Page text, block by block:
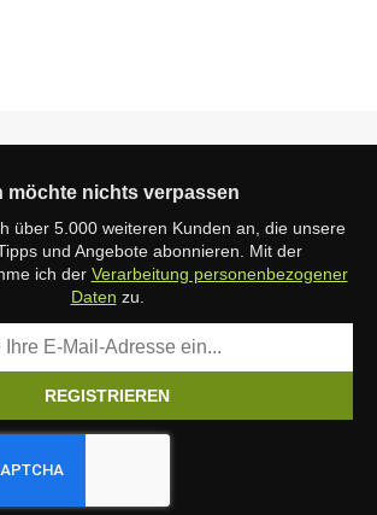
möchte nichts verpassen
über 5.000 weiteren Kunden an, die unsere
und Angebote abonnieren. Mit der
ich der Verarbeitung personenbezogener
Daten zu.
REGISTRIEREN